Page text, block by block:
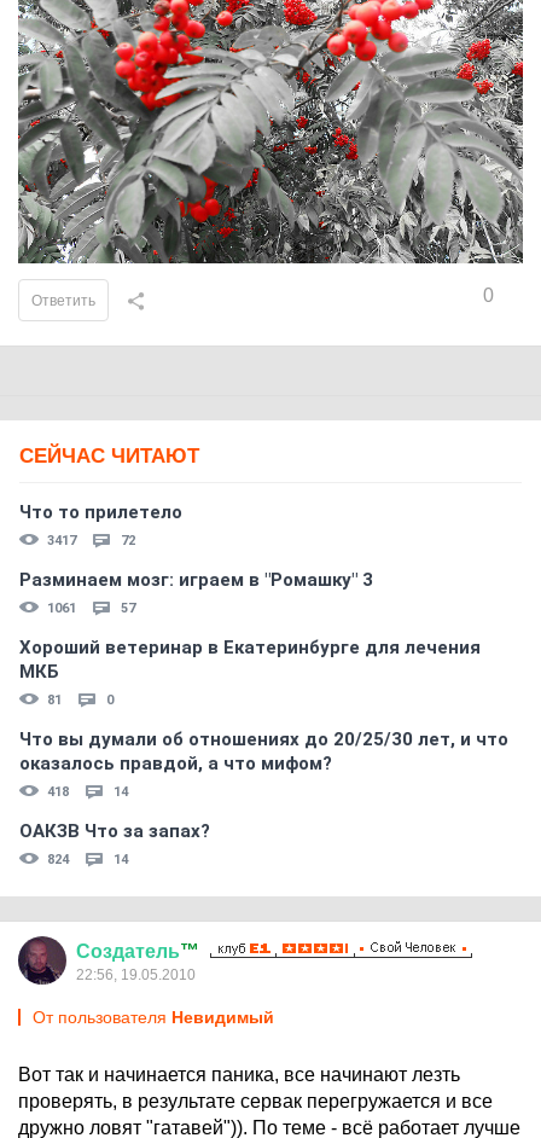
0
Ответить
СЕЙЧАС ЧИТАЮТ
Что то прилетело
3417 72
Разминаем мозг: играем в "Ромашку" 3
1061 57
Хороший ветеринар в Екатеринбурге для лечения
МКБ
81 0
Что вы думали об отношениях до 20/25/30 лет, и что
оказалось правдой, а что мифом?
418 14
ОАКЗВ Что за запах?
824 14
Создатель™
22:56, 19.05.2010
От пользователя Невидимый
Вот так и начинается паника, все начинают лезть
проверять, в результате сервак перегружается и все
дружно ловят "гатавей")). По теме - всё работает лучше